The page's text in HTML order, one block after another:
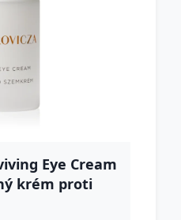
Eye Cream
krém proti
kruhom 15